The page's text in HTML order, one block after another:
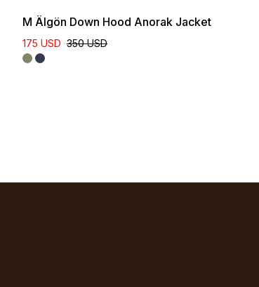
M Älgön Down Hood Anorak Jacket
175 USD 350 USD